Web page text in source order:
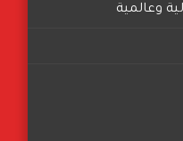
وعالمية